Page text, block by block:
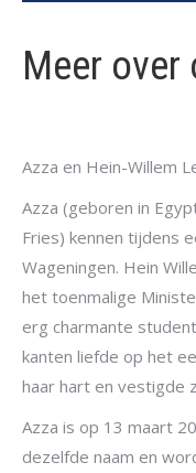
Meer over
Azza en Hein-Willem
Azza (geboren in
Fries) kennen tijdens
Wageningen. Hein
het toenmalige
erg charmante
kanten liefde op het
haar hart en vestigde
Azza is op 13 maart
dezelfde naam en